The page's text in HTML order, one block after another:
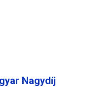
Nagydíj